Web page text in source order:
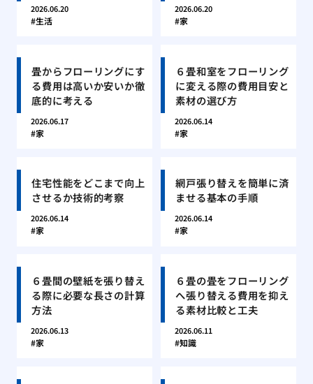
2026.06.20
生活
2026.06.20
家
畳からフローリングにす
る費用は高いか安いか徹
底的に考える
2026.06.17
家
６畳和室をフローリング
に変える際の費用目安と
素材の選び方
2026.06.14
家
住宅性能をどこまで向上
させるか技術的考察
2026.06.14
家
網戸張り替えを簡単に済
ませる基本の手順
2026.06.14
家
６畳間の壁紙を張り替え
る際に必要な長さの計算
方法
2026.06.13
家
６畳の畳をフローリング
へ張り替える費用を抑え
る素材比較と工夫
2026.06.11
知識